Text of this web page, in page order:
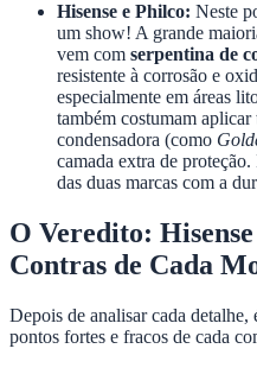
Hisense e Philco: Neste
um show! A grande
vem com serpentina de
resistente à corrosão e
especialmente em áreas
também costumam aplicar
condensadora (como
camada extra de
das duas marcas com a
O Veredito:
Contras de Cada
Depois de analisar cada
pontos fortes e fracos de cada